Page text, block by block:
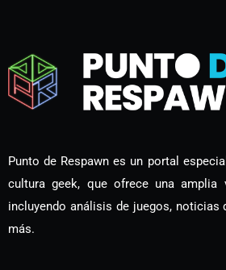
Punto de Respawn es un portal
cultura geek, que ofrece una amplia
incluyendo análisis de juegos, noticias
más.